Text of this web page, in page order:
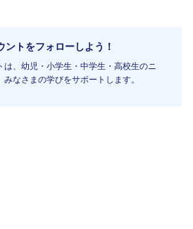
ントをフォローしよう！
は、幼児・小学生・中学生・高校生のニ
みなさまの学びをサポートします。